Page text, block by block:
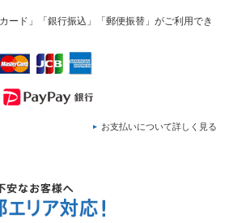
ード」「銀行振込」「郵便振替」がご利用でき
お支払いについて詳しく見る